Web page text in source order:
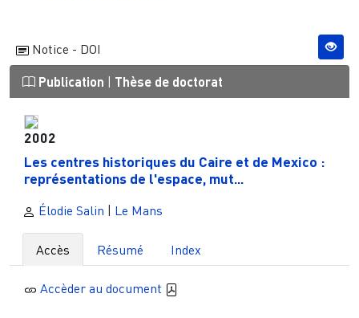
Notice - DOI
Publication Thèse de doctorat
2002
Les centres historiques du Caire et de Mexico :
représentations de l'espace, mut...
Élodie Salin Le Mans
Accès Résumé Index
Accèder au document